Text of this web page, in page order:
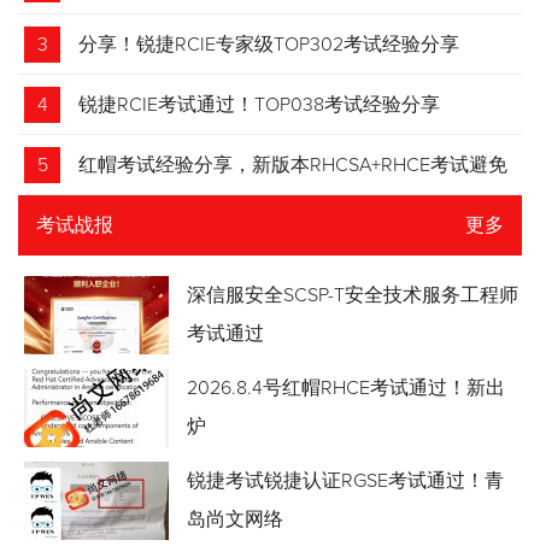
3 分享！锐捷RCIE专家级TOP302考试经验分享
4 锐捷RCIE考试通过！TOP038考试经验分享
5 红帽考试经验分享，新版本RHCSA+RHCE考试避免
踩坑
考试战报 更多
深信服安全SCSP-T安全技术服务工程师
考试通过
2026.8.4号红帽RHCE考试通过！新出
炉
锐捷考试锐捷认证RGSE考试通过！青
岛尚文网络